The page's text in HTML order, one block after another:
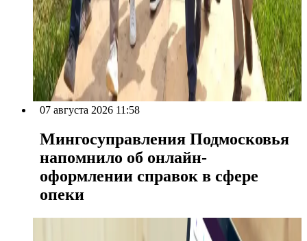
07 августа 2026 11:58
Мингосуправления Подмосковья
напомнило об онлайн-
оформлении справок в сфере
опеки